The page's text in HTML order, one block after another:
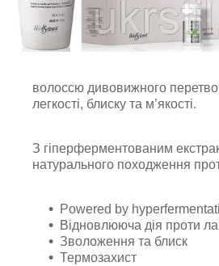
волоссю дивовижного
легкості, блиску та м’якості.
З гіперферментованим
натурального походження
Powered by
Відновлююча дія проти
Зволоження та блиск
Термозахист